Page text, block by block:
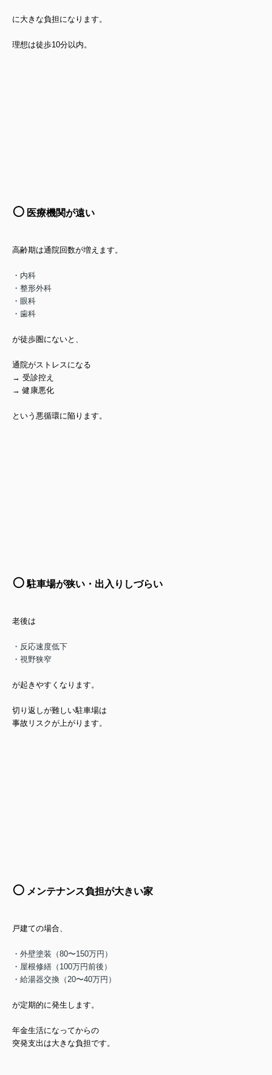
に大きな負担になります。
理想は徒歩10分以内。
⚪️ 医療機関が遠い
高齢期は通院回数が増えます。
・内科
・整形外科
・眼科
・歯科
が徒歩圏にないと、
通院がストレスになる
→ 受診控え
→ 健康悪化
という悪循環に陥ります。
⚪️ 駐車場が狭い・出入りしづらい
老後は
・反応速度低下
・視野狭窄
が起きやすくなります。
切り返しが難しい駐車場は
事故リスクが上がります。
⚪️ メンテナンス負担が大きい家
戸建ての場合、
・外壁塗装（80〜150万円）
・屋根修繕（100万円前後）
・給湯器交換（20〜40万円）
が定期的に発生します。
年金生活になってからの
突発支出は大きな負担です。